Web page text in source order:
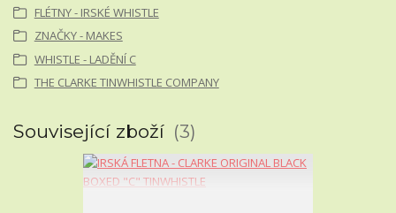
FLÉTNY - IRSKÉ WHISTLE
ZNAČKY - MAKES
WHISTLE - LADĚNÍ C
THE CLARKE TINWHISTLE COMPANY
Související zboží 3